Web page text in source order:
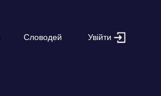
Словодей Увійти